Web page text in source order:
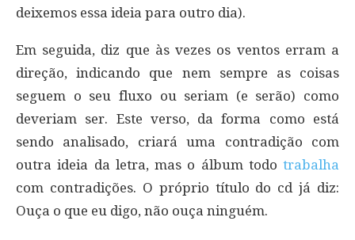
deixemos essa ideia para outro dia).
Em seguida, diz que às vezes os ventos erram a
direção, indicando que nem sempre as coisas
seguem o seu fluxo ou seriam (e serão) como
deveriam ser. Este verso, da forma como está
sendo analisado, criará uma contradição com
outra ideia da letra, mas o álbum todo trabalha
com contradições. O próprio título do cd já diz:
Ouça o que eu digo, não ouça ninguém.